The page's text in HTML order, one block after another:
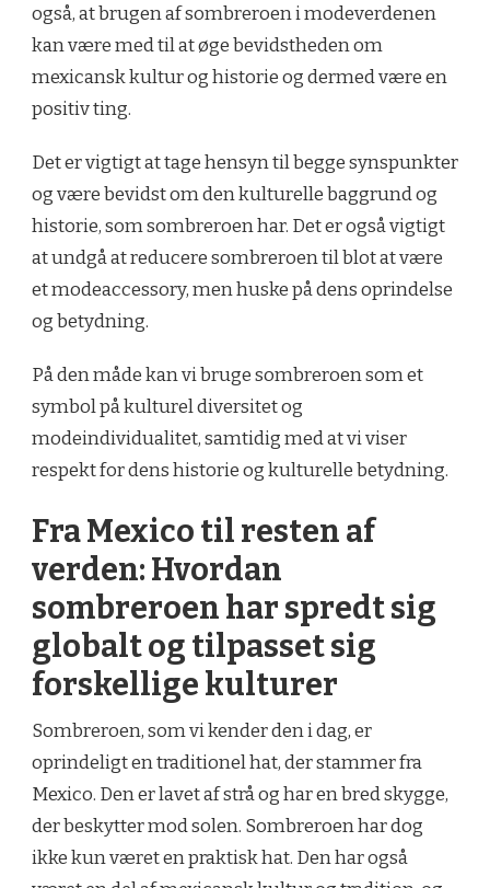
også, at brugen af sombreroen i modeverdenen
kan være med til at øge bevidstheden om
mexicansk kultur og historie og dermed være en
positiv ting.
Det er vigtigt at tage hensyn til begge synspunkter
og være bevidst om den kulturelle baggrund og
historie, som sombreroen har. Det er også vigtigt
at undgå at reducere sombreroen til blot at være
et modeaccessory, men huske på dens oprindelse
og betydning.
På den måde kan vi bruge sombreroen som et
symbol på kulturel diversitet og
modeindividualitet, samtidig med at vi viser
respekt for dens historie og kulturelle betydning.
Fra Mexico til resten af
verden: Hvordan
sombreroen har spredt sig
globalt og tilpasset sig
forskellige kulturer
Sombreroen, som vi kender den i dag, er
oprindeligt en traditionel hat, der stammer fra
Mexico. Den er lavet af strå og har en bred skygge,
der beskytter mod solen. Sombreroen har dog
ikke kun været en praktisk hat. Den har også